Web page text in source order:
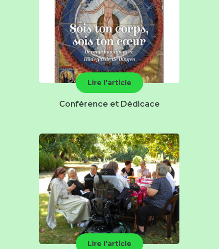
Lire l'article
Conférence et Dédicace
Lire l'article